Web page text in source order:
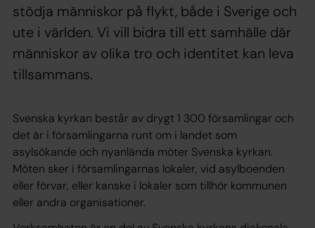
stödja människor på flykt, både i Sverige och
ute i världen. Vi vill bidra till ett samhälle där
människor av olika tro och identitet kan leva
tillsammans.
Svenska kyrkan består av drygt 1 300 församlingar och
det är i församlingarna runt om i landet som
asylsökande och nyanlända möter Svenska kyrkan.
Möten sker i församlingarnas lokaler, vid asylboenden
eller förvar, eller kanske i lokaler som tillhör kommunen
eller andra organisationer.